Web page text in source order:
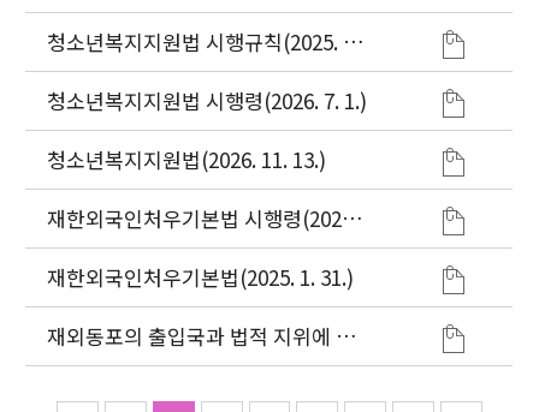
청소년복지지원법 시행규칙(2025. 10.
1.)
청소년복지지원법 시행령(2026. 7. 1.)
청소년복지지원법(2026. 11. 13.)
재한외국인처우기본법 시행령(2026.
1. 2.)
재한외국인처우기본법(2025. 1. 31.)
재외동포의 출입국과 법적 지위에 관
한 법률(2025. 7. 22.)